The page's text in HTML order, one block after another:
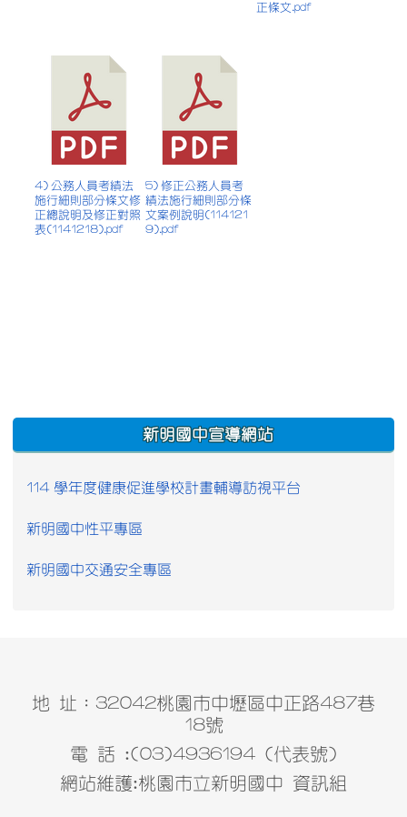
正條文.pdf
4) 公務人員考績法
施行細則部分條文修
正總說明及修正對照
表(1141218).pdf
5) 修正公務人員考
績法施行細則部分條
文案例說明(114121
9).pdf
:::
新明國中宣導網站
114 學年度健康促進學校計畫輔導訪視平台
新明國中性平專區
新明國中交通安全專區
地 址：32042桃園市中壢區中正路487巷
18號
電 話 :(03)4936194 (代表號)
網站維護:桃園市立新明國中 資訊組